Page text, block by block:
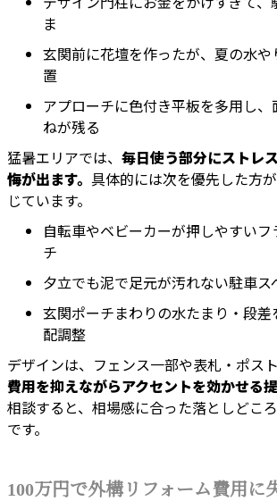
ま
玄関前に花壇を作ったが、夏の水
置
アプローチに色付き平板を多用し
ねが残る
猛暑エリアでは、 毎日使う部分にストレ
悔が出ます。 具体的には次を優先した方
じています。
自転車やベビーカーが押しやすい
チ
夕立でも泥で足元が汚れない駐車ス
玄関ポーチまわりの水たまり・段
配調整
デザインは、フェンス一部や表札・ポス
費用を抑えながらアクセントを効かせる
相談すると、相場感に合った落としどこ
です。
100万円で外構リフォーム費用に